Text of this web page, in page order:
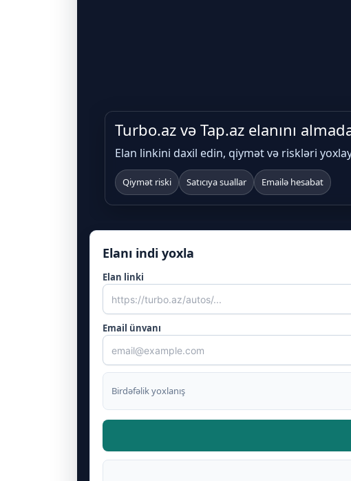
Turbo.az və Tap.az elanını
Elan linkini daxil edin, qiymət və riskləri
Qiymət riski Satıcıya suallar Emailə hesabat
Elanı indi yoxla
Elan linki
Email ünvanı
Birdəfəlik yoxlanış